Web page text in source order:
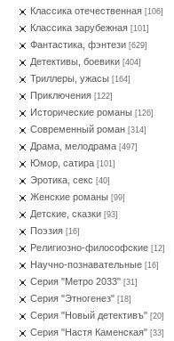
Классика отечественная [106]
Классика зарубежная [101]
Фантастика, фэнтези [629]
Детективы, боевики [404]
Триллеры, ужасы [164]
Приключения [122]
Исторические романы [126]
Современный роман [314]
Драма, мелодрама [497]
Юмор, сатира [101]
Эротика, секс [40]
Женские романы [99]
Детские, сказки [93]
Поэзия [16]
Религиозно-философские [12]
Научно-познавательные [16]
Серия "Метро 2033" [31]
Серия "Этногенез" [18]
Серия "Новый детективъ" [20]
Серия "Настя Каменская" [33]